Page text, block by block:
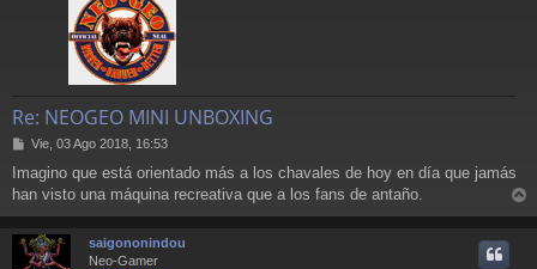
Re: NEOGEO MINI UNBOXING
M
n
s
a
j
e
Vie, 03 Ago 2018, 16:53
Imagino que está orientado más a los chavales de hoy en día que jamás
han visto una máquina recreativa que a los fans de antaño.
r
saigononindou
Neo-Gamer